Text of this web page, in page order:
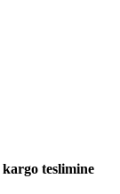
kargo teslimine